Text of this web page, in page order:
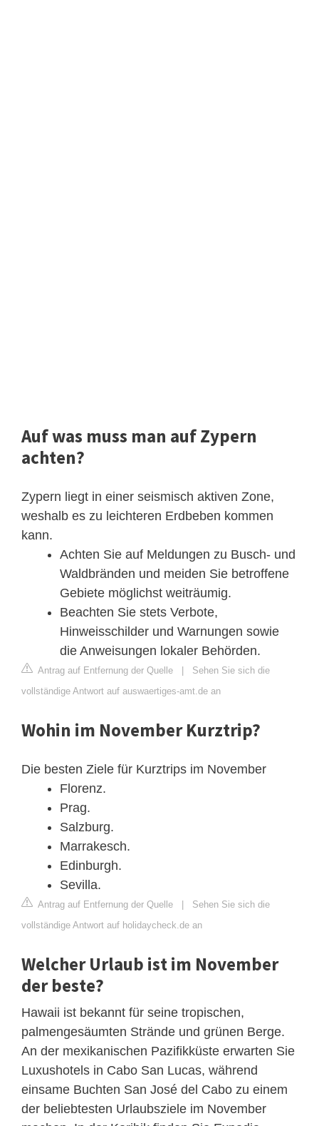
Auf was muss man auf Zypern
achten?
Zypern liegt in einer seismisch aktiven Zone,
weshalb es zu leichteren Erdbeben kommen
kann.
Achten Sie auf Meldungen zu Busch- und
Waldbränden und meiden Sie betroffene
Gebiete möglichst weiträumig.
Beachten Sie stets Verbote,
Hinweisschilder und Warnungen sowie
die Anweisungen lokaler Behörden.
Antrag auf Entfernung der Quelle | Sehen Sie sich die
vollständige Antwort auf auswaertiges-amt.de an
Wohin im November Kurztrip?
Die besten Ziele für Kurztrips im November
Florenz.
Prag.
Salzburg.
Marrakesch.
Edinburgh.
Sevilla.
Antrag auf Entfernung der Quelle | Sehen Sie sich die
vollständige Antwort auf holidaycheck.de an
Welcher Urlaub ist im November
der beste?
Hawaii ist bekannt für seine tropischen,
palmengesäumten Strände und grünen Berge.
An der mexikanischen Pazifikküste erwarten Sie
Luxushotels in Cabo San Lucas, während
einsame Buchten San José del Cabo zu einem
der beliebtesten Urlaubsziele im November